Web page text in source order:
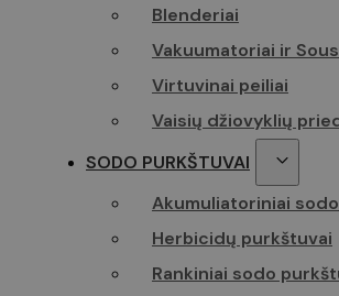
Blenderiai
Vakuumatoriai ir
Virtuvinai peiliai
Vaisių džiovyklių
SODO PURKŠTUVAI
Akumuliatoriniai
Herbicidų purkštuvai
Rankiniai sodo